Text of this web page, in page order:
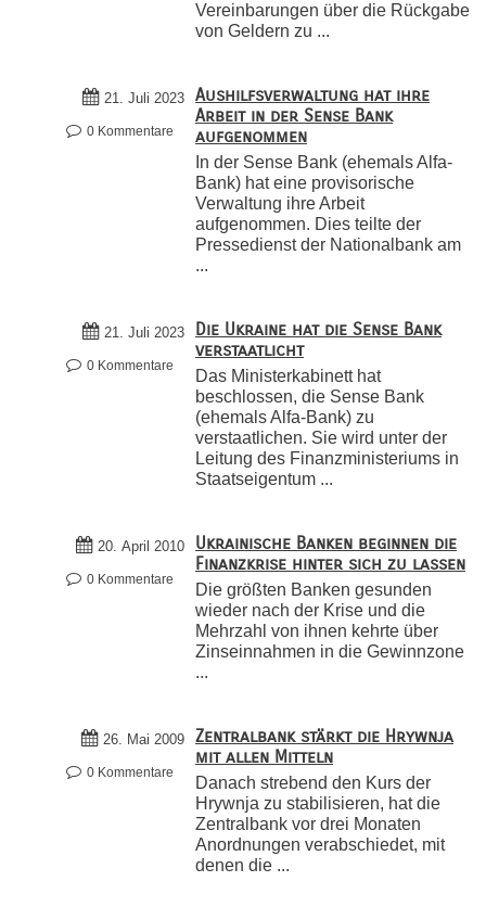
Vereinbarungen über die Rückgabe
von Geldern zu ...
21. Juli 2023
0 Kommentare
Aushilfsverwaltung hat ihre
Arbeit in der Sense Bank
aufgenommen
In der Sense Bank (ehemals Alfa-
Bank) hat eine provisorische
Verwaltung ihre Arbeit
aufgenommen. Dies teilte der
Pressedienst der Nationalbank am
...
21. Juli 2023
0 Kommentare
Die Ukraine hat die Sense Bank
verstaatlicht
Das Ministerkabinett hat
beschlossen, die Sense Bank
(ehemals Alfa-Bank) zu
verstaatlichen. Sie wird unter der
Leitung des Finanzministeriums in
Staatseigentum ...
20. April 2010
0 Kommentare
Ukrainische Banken beginnen die
Finanzkrise hinter sich zu lassen
Die größten Banken gesunden
wieder nach der Krise und die
Mehrzahl von ihnen kehrte über
Zinseinnahmen in die Gewinnzone
...
26. Mai 2009
0 Kommentare
Zentralbank stärkt die Hrywnja
mit allen Mitteln
Danach strebend den Kurs der
Hrywnja zu stabilisieren, hat die
Zentralbank vor drei Monaten
Anordnungen verabschiedet, mit
denen die ...